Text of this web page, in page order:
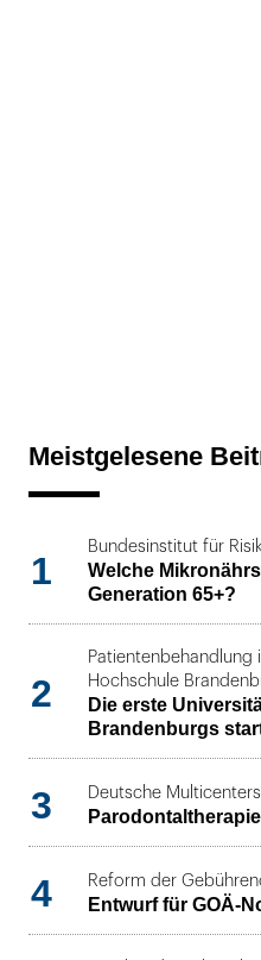
Meistgelesene
1
Bundesinstitut für
Welche
Generation 65+?
2
Patientenbehandlung
Hochschule
Die erste
Brandenburgs
3 Deutsche
4 Reform der
Entwurf für GOÄ-